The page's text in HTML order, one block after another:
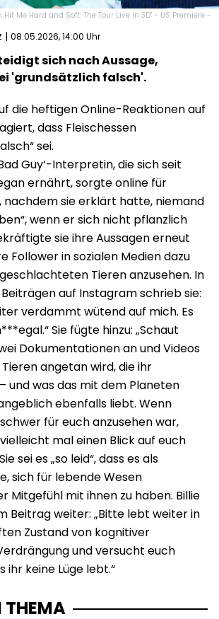
Me Hard and Soft: The Tour Live in 3D" - US Premiere -
| 08.05.2026, 14:00 Uhr
sich nach Aussage,
'grundsätzlich falsch'.
die heftigen Online-Reaktionen auf
dass Fleischessen
sei.
Guy‘-Interpretin, die sich seit
ernährt, sorgte online für
nachdem sie erklärt hatte, niemand
wenn er sich nicht pflanzlich
sie ihre Aussagen erneut
Follower in sozialen Medien dazu
Tieren anzusehen. In
auf Instagram schrieb sie:
verdammt wütend auf mich. Es
Sie fügte hinzu: „Schaut
Dokumentationen an und Videos
angetan wird, die ihr
und was das mit dem Planeten
ebenfalls liebt. Wenn
für euch anzusehen war,
mal einen Blick auf euch
sei es „so leid“, dass es als
sich für lebende Wesen
Mitgefühl mit ihnen zu haben. Billie
Beitrag weiter: „Bitte lebt weiter in
Zustand von kognitiver
und versucht euch
ihr keine Lüge lebt.“
THEMA